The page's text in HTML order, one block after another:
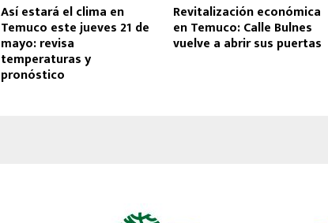
Así estará el clima en
Temuco este jueves 21 de
mayo: revisa
temperaturas y
pronóstico
Revitalización económica
en Temuco: Calle Bulnes
vuelve a abrir sus puertas